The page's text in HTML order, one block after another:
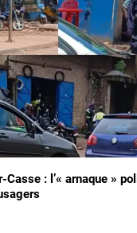
Casse : l’« arnaque »